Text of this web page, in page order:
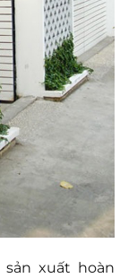
xuất hoàn